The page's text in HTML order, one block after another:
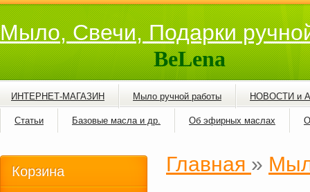
Мыло, Свечи, Подарки
BeLena
ИНТЕРНЕТ-МАГАЗИН Мыло ручной работы НОВОСТИ и
Статьи Базовые масла и др. Об эфирных маслах
Главная »
Корзина